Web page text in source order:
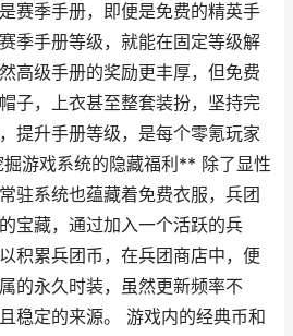
赛季手册，即便是免费的精英手
季手册等级，就能在固定等级解
高级手册的奖励更丰厚，但免费
子，上衣甚至整套装扮，坚持完
提升手册等级，是每个零氪玩家
游戏系统的隐藏福利** 除了显性
驻系统也蕴藏着免费衣服，兵团
宝藏，通过加入一个活跃的兵
积累兵团币，在兵团商店中，便
的永久时装，虽然更新频率不
稳定的来源。 游戏内的经典币和